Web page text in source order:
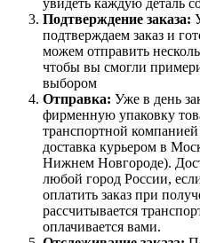
Подтверждение заказа:
подтверждаем заказ и
можем отправить
чтобы вы смогли
выбором
Отправка: Уже в день
фирменную упаковку
транспортной
доставка курьером в
Нижнем Новгороде).
любой город России,
оплатить заказ при
рассчитывается
оплачивается вами.